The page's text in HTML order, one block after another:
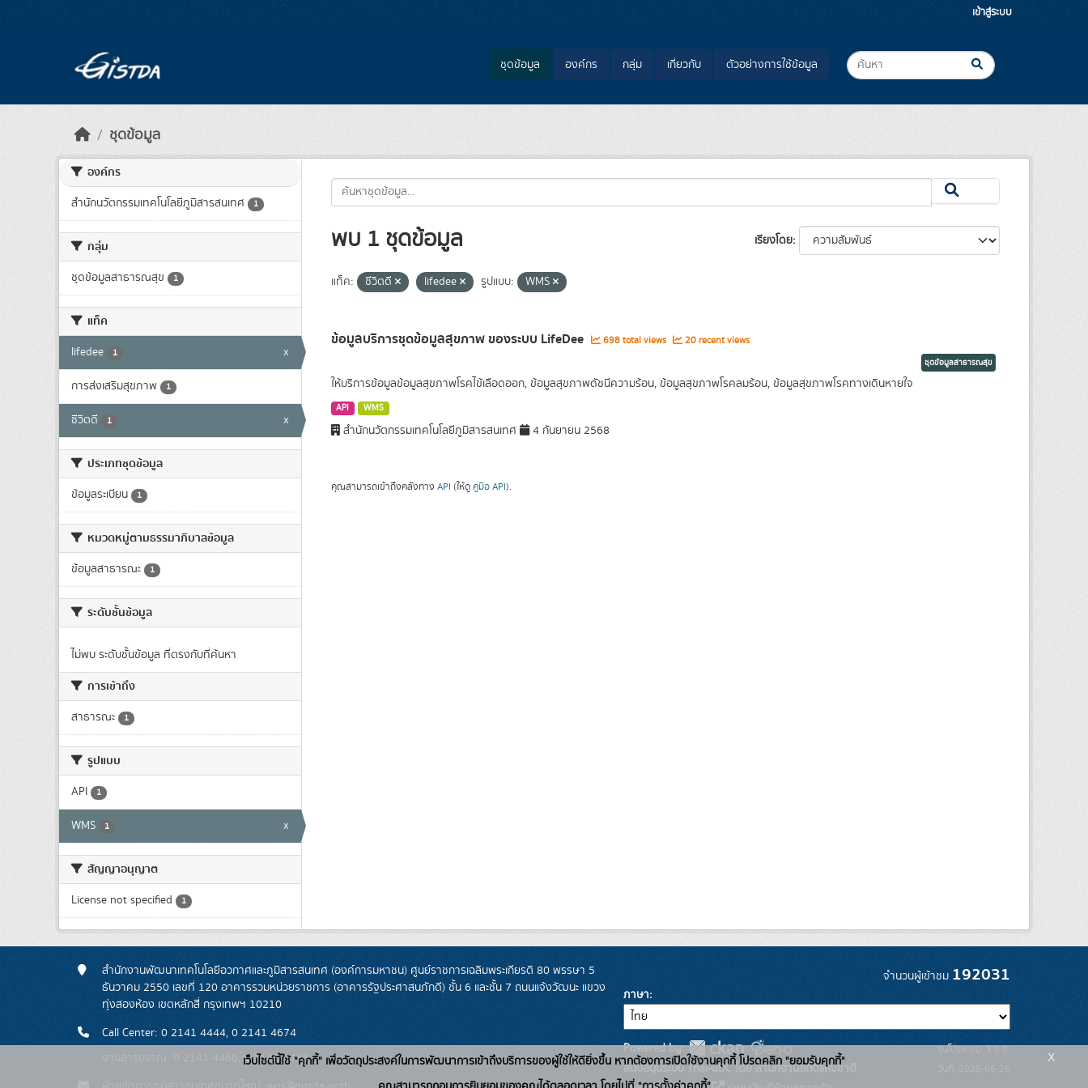
เข้าสู่ระบบ
ชุดข้อมูล องค์กร กลุ่ม เกี่ยวกับ ตัวอย่างการใช้ข้อมูล
ชุดข้อมูล
องค์กร
สำนักนวัตกรรมเทคโนโลยีภูมิสารสนเทศ 1
กลุ่ม
ชุดข้อมูลสาธารณสุข 1
แท็ค
lifedee 1 x
การส่งเสริมสุขภาพ 1
ชีวิตดี 1 x
ประเภทชุดข้อมูล
ข้อมูลระเบียน 1
หมวดหมู่ตามธรรมาภิบาลข้อมูล
ข้อมูลสาธารณะ 1
ระดับชั้นข้อมูล
ไม่พบ ระดับชั้นข้อมูล ที่ตรงกับที่ค้นหา
การเข้าถึง
สาธารณะ 1
รูปแบบ
API 1
WMS 1 x
สัญญาอนุญาต
License not specified 1
เรียงโดย
พบ 1 ชุดข้อมูล
แท็ค: ชีวิตดี lifedee รูปแบบ: WMS
ข้อมูลบริการชุดข้อมูลสุขภาพ ของระบบ LifeDee 698 total views 20 recent views
ชุดข้อมูลสาธารณสุข
ให้บริการข้อมูลข้อมูลสุขภาพโรคไข้เลือดออก, ข้อมูลสุขภาพดัชนีความร้อน, ข้อมูลสุขภาพโรคลมร้อน, ข้อมูลสุขภาพโรคทางเดินหายใจ
API WMS
สำนักนวัตกรรมเทคโนโลยีภูมิสารสนเทศ 4 กันยายน 2568
คุณสามารถเข้าถึงคลังทาง API (ให้ดู คู่มือ API).
สำนักงานพัฒนาเทคโนโลยีอวกาศและภูมิสารสนเทศ (องค์การมหาชน) ศูนย์ราชการเฉลิมพระเกียรติ 80 พรรษา 5
ธันวาคม 2550 เลขที่ 120 อาคารรวมหน่วยราชการ (อาคารรัฐประศาสนภักดี) ชั้น 6 และชั้น 7 ถนนแจ้งวัฒนะ แขวง
ทุ่งสองห้อง เขตหลักสี่ กรุงเทพฯ 10210
Call Center: 0 2141 4444, 0 2141 4674
งานสารบรรณ: 0 2141 4466, 0 2141 4468
จำนวนผู้เข้าชม 192031
ภาษา
Powered by:
สนับสนุนระบบ Thai-GDC โดย สำนักงานสถิติแห่งชาติ
รุ่นโปรแกรม: 3.0.0
วันที่: 2025-06-26
เว็บไซต์นี้ใช้ "คุกกี้" เพื่อวัตถุประสงค์ในการพัฒนาการเข้าถึงบริการของผู้ใช้ให้ดียิ่งขึ้น หากต้องการเปิดใช้งานคุกกี้ โปรดคลิก "ยอมรับคุกกี้"
x